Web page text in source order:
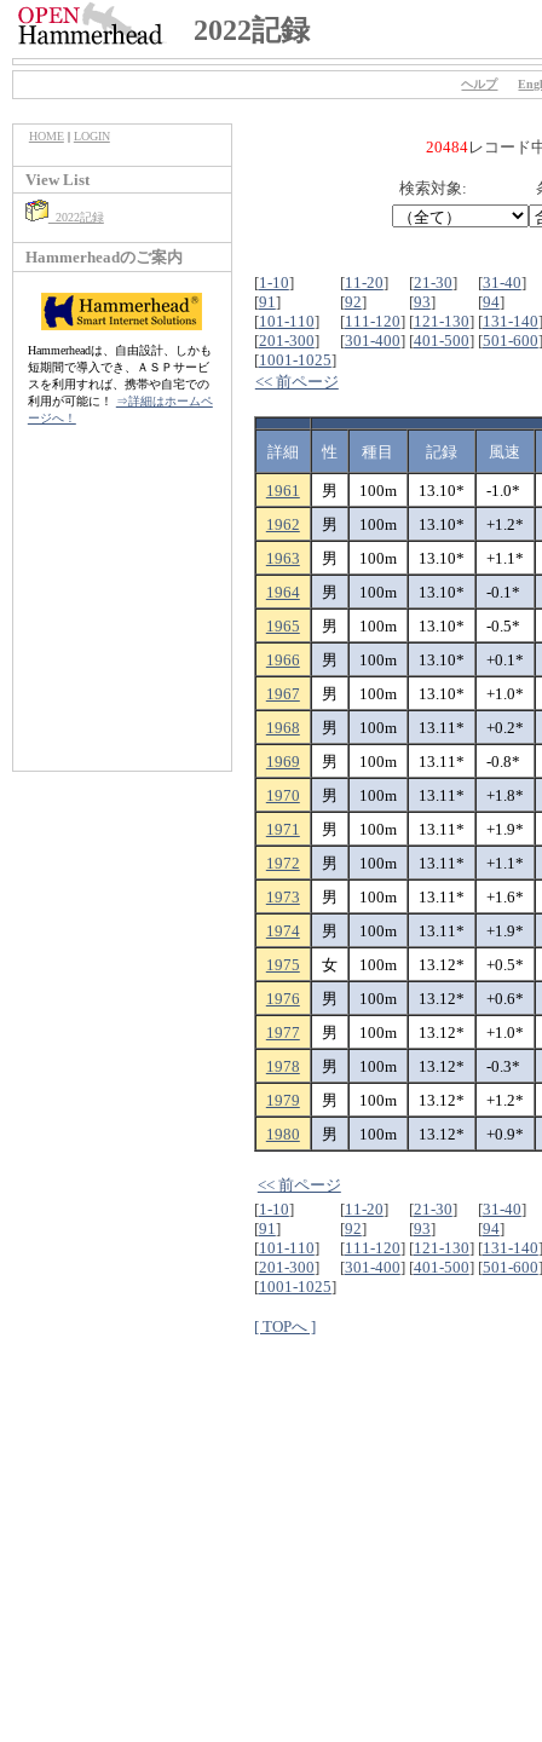
2022記録
ヘルプ
HOME| LOGIN
View List
2022記録
Hammerheadのご案内
Hammerheadは、自由設計、しかも
短期間で導入でき、ＡＳＰサービ
スを利用すれば、携帯や自宅での
利用が可能に！
⇒詳細はホームペ
ージへ！
20484レコード
検索対象:
[1-10] [11-20] [21-30] [31-40]
[91] [92] [93] [94]
[101-110] [111-120] [121-130] [131-140
[201-300] [301-400] [401-500] [501-600
[1001-1025]
<< 前ページ
詳細 性 種目 記録 風速
1961 男 100m 13.10*
-1.0*
1962
男 100m 13.10*
+1.2*
1963
男 100m 13.10*
+1.1*
1964
男 100m 13.10*
-0.1*
1965
男 100m 13.10*
-0.5*
1966
男 100m 13.10*
+0.1*
1967
男 100m 13.10*
+1.0*
1968
男 100m 13.11*
+0.2*
1969
男 100m 13.11*
-0.8*
1970
男 100m 13.11*
+1.8*
1971
男 100m 13.11*
+1.9*
1972
男 100m 13.11*
+1.1*
1973
男 100m 13.11*
+1.6*
1974
男 100m 13.11*
+1.9*
1975
女 100m 13.12*
+0.5*
1976
男 100m 13.12*
+0.6*
1977
男 100m 13.12*
+1.0*
1978
男 100m 13.12*
-0.3*
1979
男 100m 13.12*
+1.2*
1980
男 100m 13.12* +0.9*
<< 前ページ
[1-10] [11-20] [21-30] [31-40]
[91] [92] [93] [94]
[101-110] [111-120] [121-130] [131-140
[201-300] [301-400] [401-500] [501-600
[1001-1025]
[ TOPへ ]